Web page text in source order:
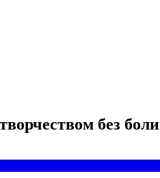
без боли